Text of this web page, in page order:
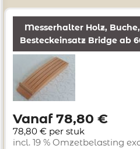
Messerhalter Holz,
Besteckeinsatz Bridge ab
Vanaf 78,80 €
78,80 € per stuk
incl. 19 % Omzetbelasting